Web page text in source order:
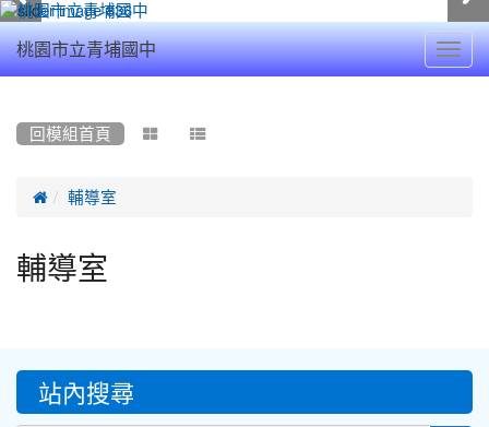
桃園市立青埔國中
回模組首頁  
 輔導室
輔導室
::: 站內搜尋